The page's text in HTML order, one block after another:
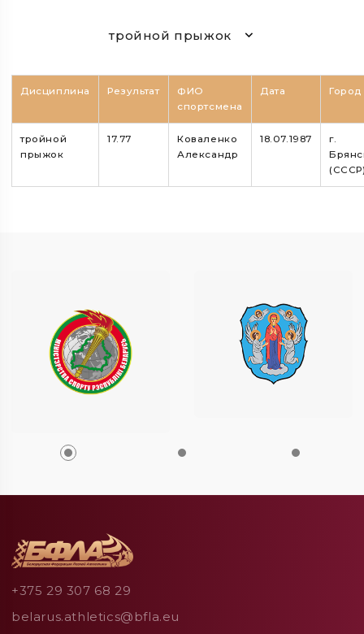
тройной прыжок
Дисциплина Результат
ФИО
спортсмена
Дата Город
тройной
прыжок
17.77
Коваленко
Александр
18.07.1987
г.
+375 29 307 68 29
belarus.athletics@bfla.eu